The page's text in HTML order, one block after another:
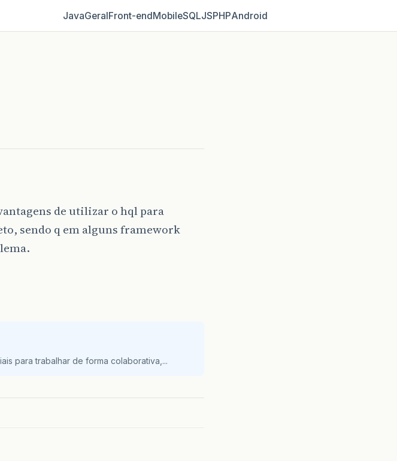
JavaGeralFront‑endMobileSQLJSPHPAndroid
de utilizar o hql para
sendo q em alguns framework
para trabalhar de forma colaborativa,...